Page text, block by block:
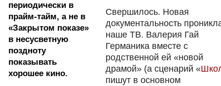
периодически в
прайм-тайм, а не в
«Закрытом показе»
в несусветную
поздноту
показывать
хорошее кино.
Свершилось. Новая
документальность
наше ТВ. Валерия Гай
Германика вместе с
родственной ей «новой
драмой» (а сценарий «
пишут в основном